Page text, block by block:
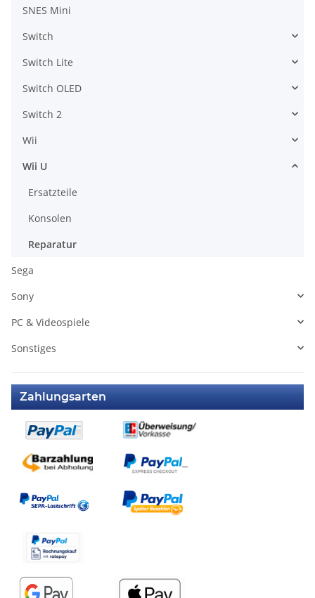
SNES Mini
Switch
Switch Lite
Switch OLED
Switch 2
Wii
Wii U
Ersatzteile
Konsolen
Reparatur
Sega
Sony
PC & Videospiele
Sonstiges
Zahlungsarten